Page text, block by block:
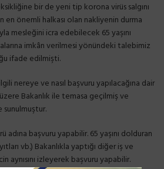
bir de yeni tip korona virüs salgını
önemli halkası olan nakliyenin durma
mesleğini icra edebilecek 65 yaşını
imkân verilmesi yönündeki talebimiz
ifade edilmişti.
nereye ve nasıl başvuru yapılacağına dair
Bakanlık ile temasa geçilmiş ve
sunulmuştur.
başvuru yapabilir. 65 yaşını dolduran
vb.) Bakanlıkla yaptığı diğer iş ve
aynısını izleyerek başvuru yapabilir.